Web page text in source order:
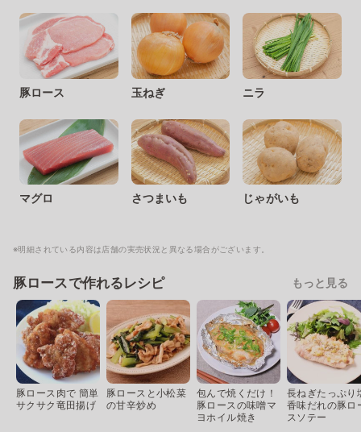
豚ロース 玉ねぎ ニラ
マグロ さつまいも じゃがいも
※明細されている内容は店舗の実売状況と異なる場合がございます。
豚ロースで作れるレシピ もっと見る
豚ロース肉で 簡単
サクサク竜田揚げ
豚ロースと小松菜
の甘辛炒め
包んで焼くだけ！
豚ロースの味噌マ
ヨホイル焼き
長ねぎたっぷり
香味だれの豚ロ
スソテー